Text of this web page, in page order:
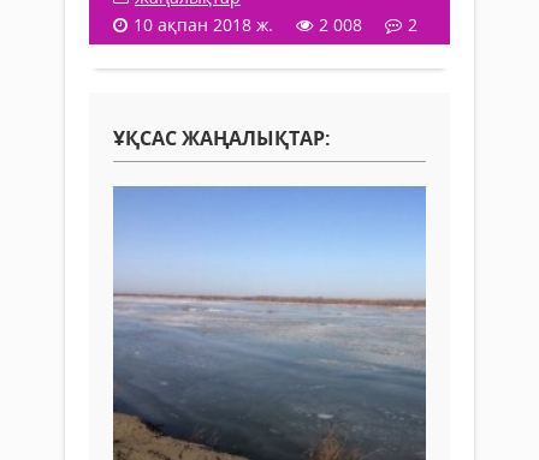
10 ақпан 2018 ж.
2 008 2
ҰҚСАС ЖАҢАЛЫҚТАР: